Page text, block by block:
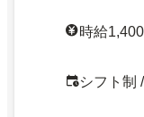
時給
シフト制